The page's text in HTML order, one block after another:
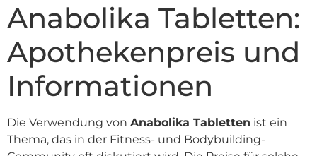
Anabolika Tabletten:
Apothekenpreis und
Informationen
Die Verwendung von Anabolika Tabletten ist ein
Thema, das in der Fitness- und Bodybuilding-